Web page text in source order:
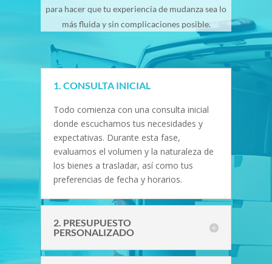
para hacer que tu experiencia de mudanza sea lo
más fluida y sin complicaciones posible.
1. CONSULTA INICIAL
Todo comienza con una consulta inicial
donde escuchamos tus necesidades y
expectativas. Durante esta fase,
evaluamos el volumen y la naturaleza de
los bienes a trasladar, así como tus
preferencias de fecha y horarios.
2. PRESUPUESTO
PERSONALIZADO